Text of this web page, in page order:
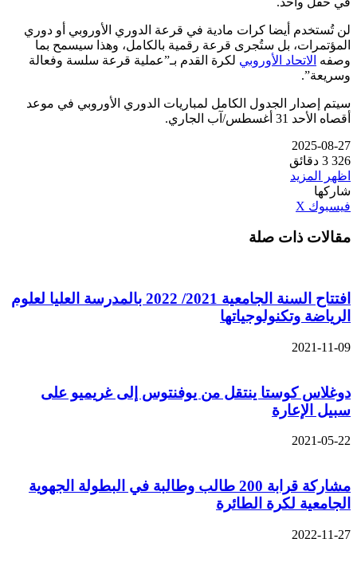
لن تُستخدم أيضا كرات مادية في قرعة الدوري الأوروبي أو دوري
المؤتمرات، بل ستُجرى قرعة رقمية بالكامل، وهذا سيسمح بما
وصفه الاتحاد الأوروبي لكرة القدم بـ”عملية قرعة سلسة وفعالة
وسريعة”.
سيتم إصدار الجدول الكامل لمباريات الدوري الأوروبي في موعد
أقصاه الأحد 31 أغسطس/آب الجاري.
2025-08-27
326 3 دقائق
اظهر المزيد
شاركها
فيسبوك ‫X
البريد
مقالات ذات صلة
افتتاح السنة الجامعية 2021/ 2022 بالمدرسة العليا لعلوم
الرياضة وتكنولوجياتها
2021-11-09
دوغلاس كوستا ينتقل من يوفنتوس إلى غريميو على
سبيل الإعارة
2021-05-22
مشاركة قرابة 200 طالب وطالبة في البطولة الجهوية
الجامعية لكرة الطائرة
2022-11-27